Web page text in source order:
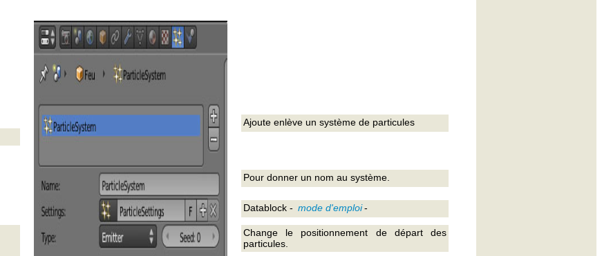
Datablock - mode d'emploi-
Ajoute enlève un système de particules
Pour donner un nom au système.
Change le positionnement de départ des
particules.